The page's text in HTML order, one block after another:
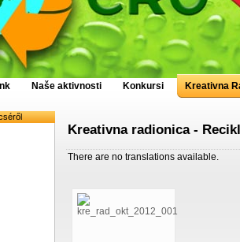
Naše aktivnosti Konkursi Kreativna
Kreativna radionica -
There are no translations available.